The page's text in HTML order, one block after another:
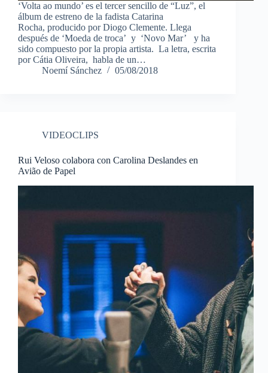
‘Volta ao mundo’ es el tercer sencillo de “Luz”, el
álbum de estreno de la fadista Catarina
Rocha, producido por Diogo Clemente. Llega
después de ‘Moeda de troca’ y ‘Novo Mar’ y ha
sido compuesto por la propia artista. La letra, escrita
por Cátia Oliveira, habla de un…
Noemí Sánchez
05/08/2018
VIDEOCLIPS
Rui Veloso colabora con Carolina Deslandes en
Avião de Papel